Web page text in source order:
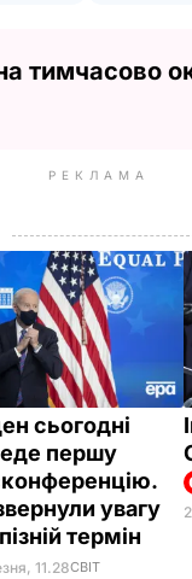
тимчасово
РЕКЛАМА
сьогодні
першу
увагу
термін
11.28СВІТ